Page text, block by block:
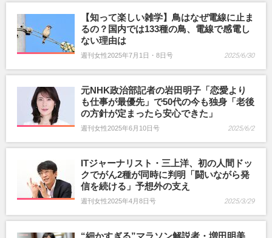
【知って楽しい雑学】鳥はなぜ電線に止ま
るの？国内では133種の鳥、電線で感電し
ない理由は
週刊女性2025年7月1日・8日号 2025/6/30
元NHK政治部記者の岩田明子「恋愛より
も仕事が最優先」で50代の今も独身「老後
の方針が定まったら安心できた」
週刊女性2025年6月10日号 2025/6/2
ITジャーナリスト・三上洋、初の人間ドッ
クでがん2種が同時に判明「闘いながら発
信を続ける」予想外の支え
週刊女性2025年4月8日号 2025/3/29
“細かすぎる”マラソン解説者・増田明美